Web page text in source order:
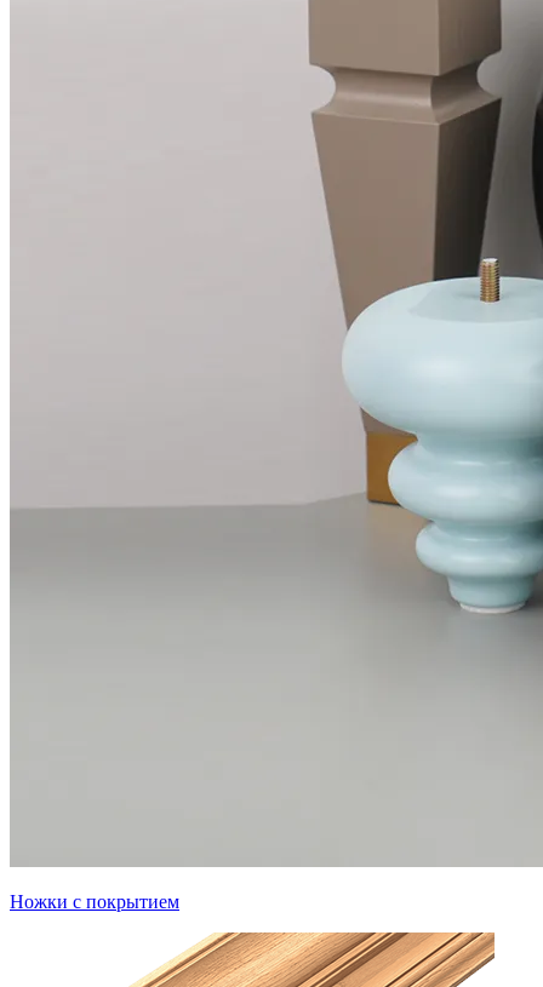
Ножки с покрытием